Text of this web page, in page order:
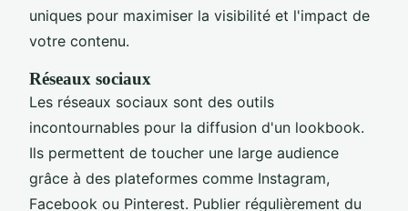
uniques pour maximiser la visibilité et l'impact de
votre contenu.
Réseaux sociaux
Les réseaux sociaux sont des outils
incontournables pour la diffusion d'un lookbook.
Ils permettent de toucher une large audience
grâce à des plateformes comme Instagram,
Facebook ou Pinterest. Publier régulièrement du